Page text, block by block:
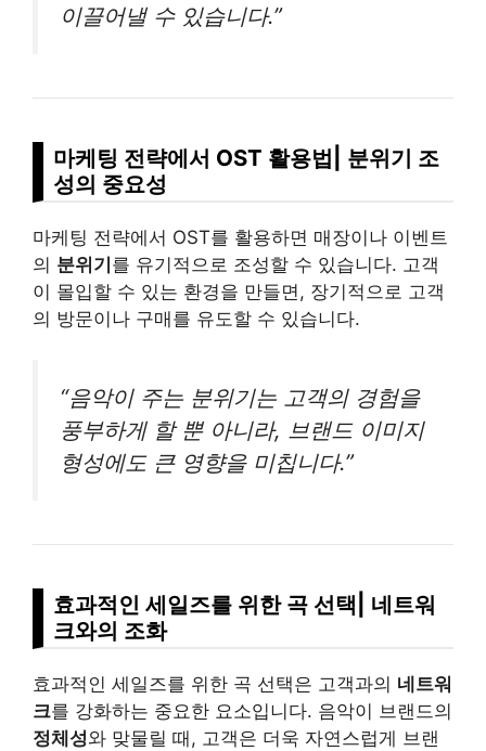
이끌어낼 수 있습니다.”
마케팅 전략에서 OST 활용법| 분위기 조
성의 중요성
마케팅 전략에서 OST를 활용하면 매장이나 이벤트
의 분위기를 유기적으로 조성할 수 있습니다. 고객
이 몰입할 수 있는 환경을 만들면, 장기적으로 고객
의 방문이나 구매를 유도할 수 있습니다.
“음악이 주는 분위기는 고객의 경험을
풍부하게 할 뿐 아니라, 브랜드 이미지
형성에도 큰 영향을 미칩니다.”
효과적인 세일즈를 위한 곡 선택| 네트워
크와의 조화
효과적인 세일즈를 위한 곡 선택은 고객과의 네트워
크를 강화하는 중요한 요소입니다. 음악이 브랜드의
정체성와 맞물릴 때, 고객은 더욱 자연스럽게 브랜